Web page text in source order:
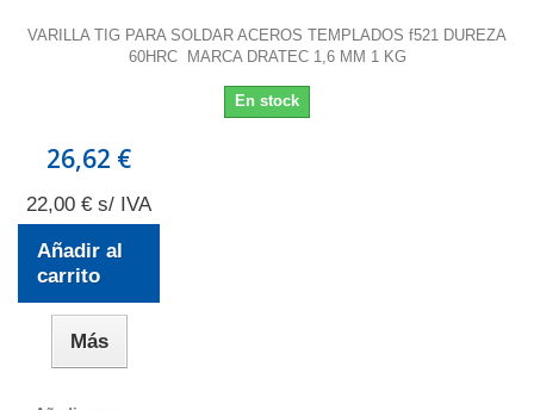
VARILLA TIG PARA SOLDAR ACEROS TEMPLADOS f521 DUREZA
60HRC MARCA DRATEC 1,6 MM 1 KG
En stock
26,62 €
22,00 € s/ IVA
Añadir al
carrito
Más